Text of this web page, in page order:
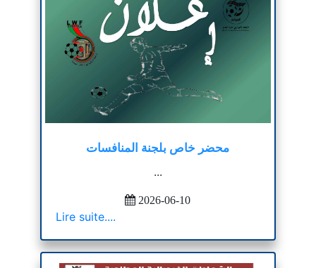
محضر خاص بلجنة المنافسات
...
2026-06-10
Lire suite....